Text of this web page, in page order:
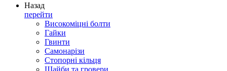
Назад
перейти
Високоміцні болти
Гайки
Гвинти
Самонарізи
Стопорні кільця
Шайби та гровери